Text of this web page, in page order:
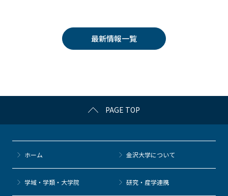
k
erk
et
n
a
最新情報一覧
PAGE TOP
ホーム 金沢大学について
学域・学類・大学院 研究・産学連携